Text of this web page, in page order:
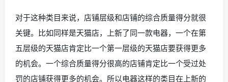
对于这种类目来说，店铺层级和店铺的综合质量得分就很
关键。比如同样是天猫店，上新了同一款电器，一个在第
五层级的天猫店肯定比一个第一层级的天猫店要获得更多
的机会。一个综合质量得分很高的店铺肯定比一个受过处
罚的店铺获得更多的机会。所以电器这样的类目在上新的